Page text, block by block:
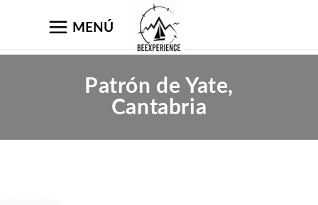
MENÚ
Patrón de Yate,
Cantabria